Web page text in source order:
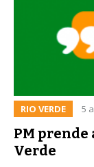
RIO VERDE 5
PM prende
Verde